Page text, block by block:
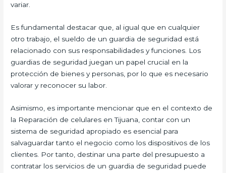
variar.
Es fundamental destacar que, al igual que en cualquier
otro trabajo, el sueldo de un guardia de seguridad está
relacionado con sus responsabilidades y funciones. Los
guardias de seguridad juegan un papel crucial en la
protección de bienes y personas, por lo que es necesario
valorar y reconocer su labor.
Asimismo, es importante mencionar que en el contexto de
la Reparación de celulares en Tijuana, contar con un
sistema de seguridad apropiado es esencial para
salvaguardar tanto el negocio como los dispositivos de los
clientes. Por tanto, destinar una parte del presupuesto a
contratar los servicios de un guardia de seguridad puede